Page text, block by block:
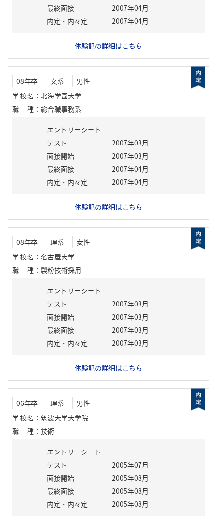
最終面接
2007年04月
内定・内々定
2007年04月
体験記の詳細はこちら
08年卒 文系
男性
学校名 ： 北海学園大学
職種 ： 総合職事務系
エントリーシート
テスト
2007年03月
面接開始
2007年03月
最終面接
2007年04月
内定・内々定
2007年04月
体験記の詳細はこちら
08年卒 理系
女性
学校名 ： 名古屋大学
職種 ： 製粉技術採用
エントリーシート
テスト
2007年03月
面接開始
2007年03月
最終面接
2007年03月
内定・内々定
2007年03月
体験記の詳細はこちら
06年卒 理系
男性
学校名 ： 筑波大学大学院
職種 ： 技術
エントリーシート
テスト
2005年07月
面接開始
2005年08月
最終面接
2005年08月
内定・内々定
2005年08月